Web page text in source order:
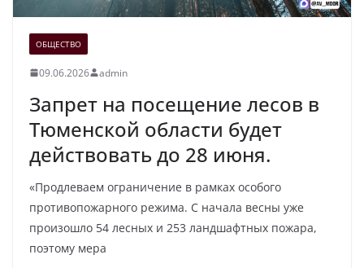
ОБЩЕСТВО
09.06.2026 admin
Запрет на посещение лесов в
Тюменской области будет
действовать до 28 июня.
«Продлеваем ограничение в рамках особого
противопожарного режима. С начала весны уже
произошло 54 лесных и 253 ландшафтных пожара,
поэтому мера